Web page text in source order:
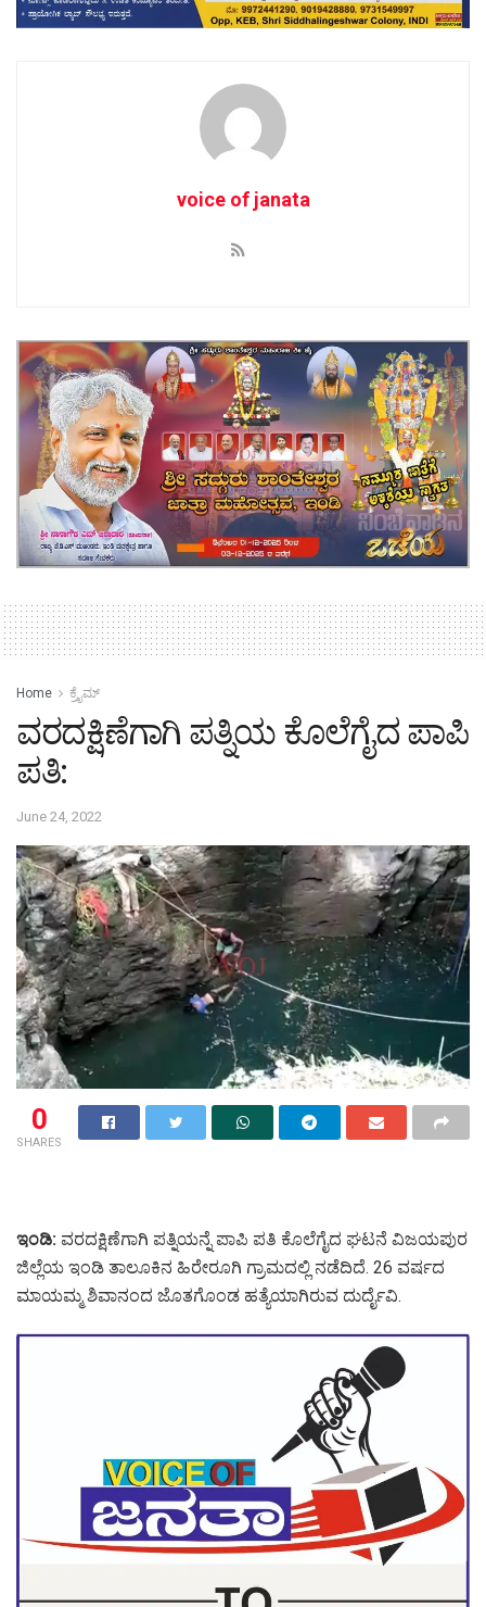
voice of janata
Home ಕ್ರೈಮ್‌
ವರದಕ್ಷಿಣೆಗಾಗಿ ಪತ್ನಿಯ ಕೊಲೆಗೈದ ಪಾಪಿ
ಪತಿ:
June 24, 2022
0
SHARES
ಇಂಡಿ: ವರದಕ್ಷಿಣೆಗಾಗಿ ಪತ್ನಿಯನ್ನೆ ಪಾಪಿ ಪತಿ ಕೊಲೆಗೈದ ಘಟನೆ ವಿಜಯಪುರ
ಜಿಲ್ಲೆಯ ಇಂಡಿ ತಾಲೂಕಿನ ಹಿರೇರೂಗಿ ಗ್ರಾಮದಲ್ಲಿ ನಡೆದಿದೆ. 26 ವರ್ಷದ
ಮಾಯಮ್ಮ ಶಿವಾನಂದ ಜೊತಗೊಂಡ ಹತ್ಯೆಯಾಗಿರುವ ದುರ್ದೈವಿ.